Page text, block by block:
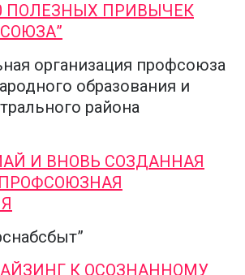
ПОЛЕЗНЫХ ПРИВЫЧЕК
организация профсоюза
образования и
района
И ВНОВЬ СОЗДАННАЯ
К ОСОЗНАННОМУ